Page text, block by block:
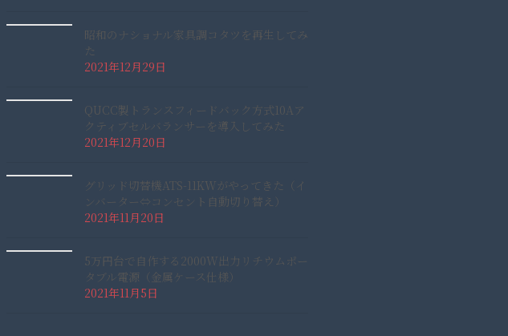
昭和のナショナル家具調コタツを再生してみ
た
2021年12月29日
QUCC製トランスフィードバック方式10Aア
クティブセルバランサーを導入してみた
2021年12月20日
グリッド切替機ATS-11KWがやってきた（イ
ンバーター⇔コンセント自動切り替え）
2021年11月20日
5万円台で自作する2000W出力リチウムポー
タブル電源（金属ケース仕様）
2021年11月5日